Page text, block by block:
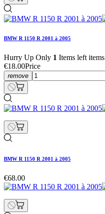
BMW R 1150 R 2001 à 2005
Hurry Up Only 1 Items left items
€18.00Price
remove
BMW R 1150 R 2001 à 2005
€68.00